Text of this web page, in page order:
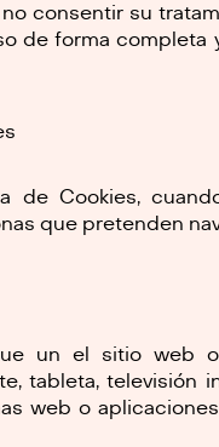
consentir su
de forma
de Cookies,
que pretenden
un el sitio web
tableta,
web o